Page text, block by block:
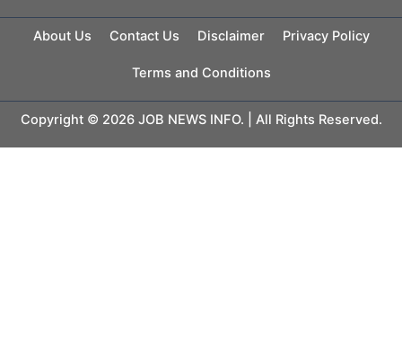
About Us Contact Us Disclaimer Privacy Policy
Terms and Conditions
Copyright © 2026 JOB NEWS INFO. | All Rights Reserved.